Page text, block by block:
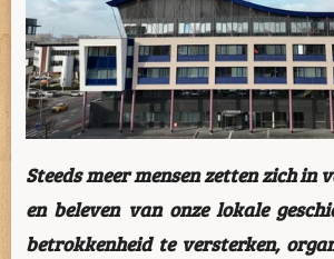
Steeds meer mensen zetten zich in
en beleven van onze lokale
betrokkenheid te versterken,